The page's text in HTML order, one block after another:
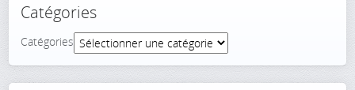
Catégories
Catégories